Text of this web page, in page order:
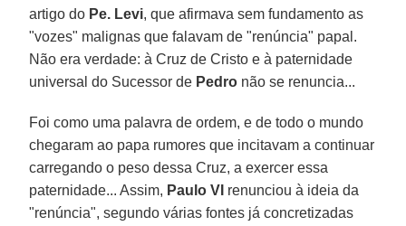
artigo do Pe. Levi, que afirmava sem fundamento as
"vozes" malignas que falavam de "renúncia" papal.
Não era verdade: à Cruz de Cristo e à paternidade
universal do Sucessor de Pedro não se renuncia...
Foi como uma palavra de ordem, e de todo o mundo
chegaram ao papa rumores que incitavam a continuar
carregando o peso dessa Cruz, a exercer essa
paternidade... Assim, Paulo VI renunciou à ideia da
"renúncia", segundo várias fontes já concretizadas